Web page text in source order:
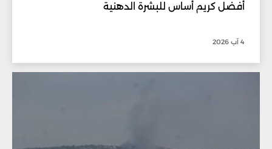
أفضل كريم أساس للبشرة الدهنية
4 آب 2026